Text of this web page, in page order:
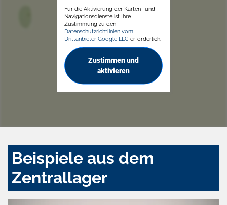
Für die Aktivierung der Karten- und
Navigationsdienste ist Ihre
Zustimmung zu den
Datenschutzrichtlinien vom
Drittanbieter Google LLC erforderlich.
Zustimmen und
aktivieren
Beispiele aus dem
Zentrallager